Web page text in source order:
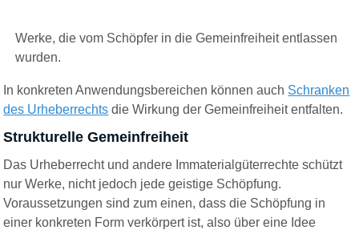
Werke, die vom Schöpfer in die Gemeinfreiheit entlassen
wurden.
In konkreten Anwendungsbereichen können auch Schranken
des Urheberrechts die Wirkung der Gemeinfreiheit entfalten.
Strukturelle Gemeinfreiheit
Das Urheberrecht und andere Immaterialgüterrechte schützt
nur Werke, nicht jedoch jede geistige Schöpfung.
Voraussetzungen sind zum einen, dass die Schöpfung in
einer konkreten Form verkörpert ist, also über eine Idee